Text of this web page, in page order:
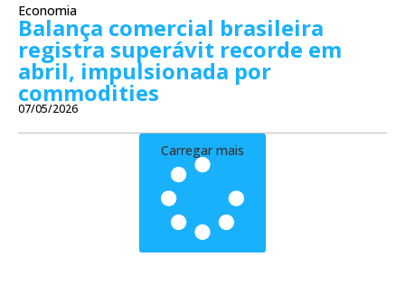
Economia
Balança comercial brasileira
registra superávit recorde em
abril, impulsionada por
commodities
07/05/2026
Carregar mais